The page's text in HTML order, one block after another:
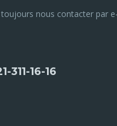
nous contacter par
311-16-16